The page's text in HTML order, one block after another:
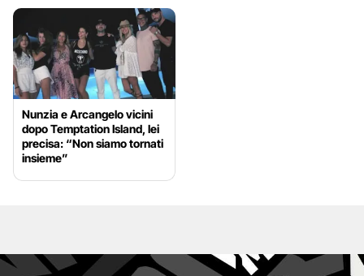
Nunzia e Arcangelo vicini
dopo Temptation Island, lei
precisa: “Non siamo tornati
insieme”